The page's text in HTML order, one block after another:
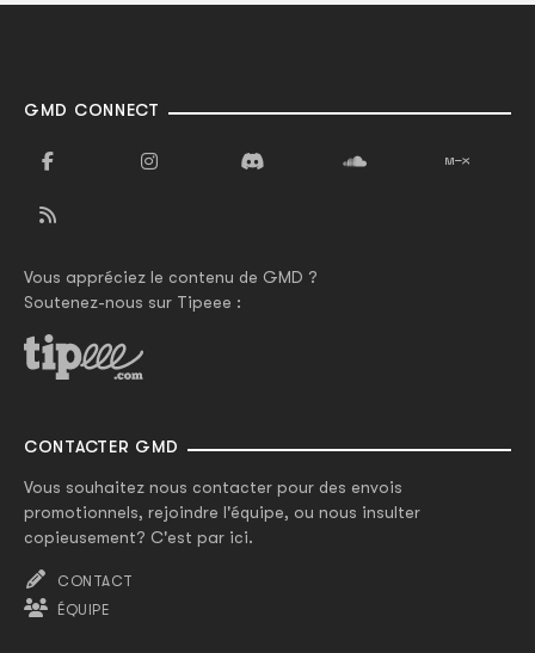
GMD CONNECT
Vous appréciez le contenu de GMD ?
Soutenez-nous sur Tipeee :
CONTACTER GMD
Vous souhaitez nous contacter pour des envois
promotionnels, rejoindre l'équipe, ou nous insulter
copieusement? C'est par ici.
CONTACT
ÉQUIPE